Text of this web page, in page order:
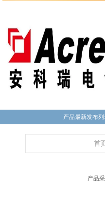
产品最新发布
首
产品